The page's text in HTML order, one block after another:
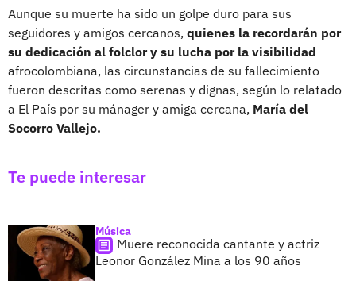
Aunque su muerte ha sido un golpe duro para sus
seguidores y amigos cercanos, quienes la recordarán por
su dedicación al folclor y su lucha por la visibilidad
afrocolombiana, las circunstancias de su fallecimiento
fueron descritas como serenas y dignas, según lo relatado
a El País por su mánager y amiga cercana, María del
Socorro Vallejo.
Te puede interesar
Música
Muere reconocida cantante y actriz
Leonor González Mina a los 90 años